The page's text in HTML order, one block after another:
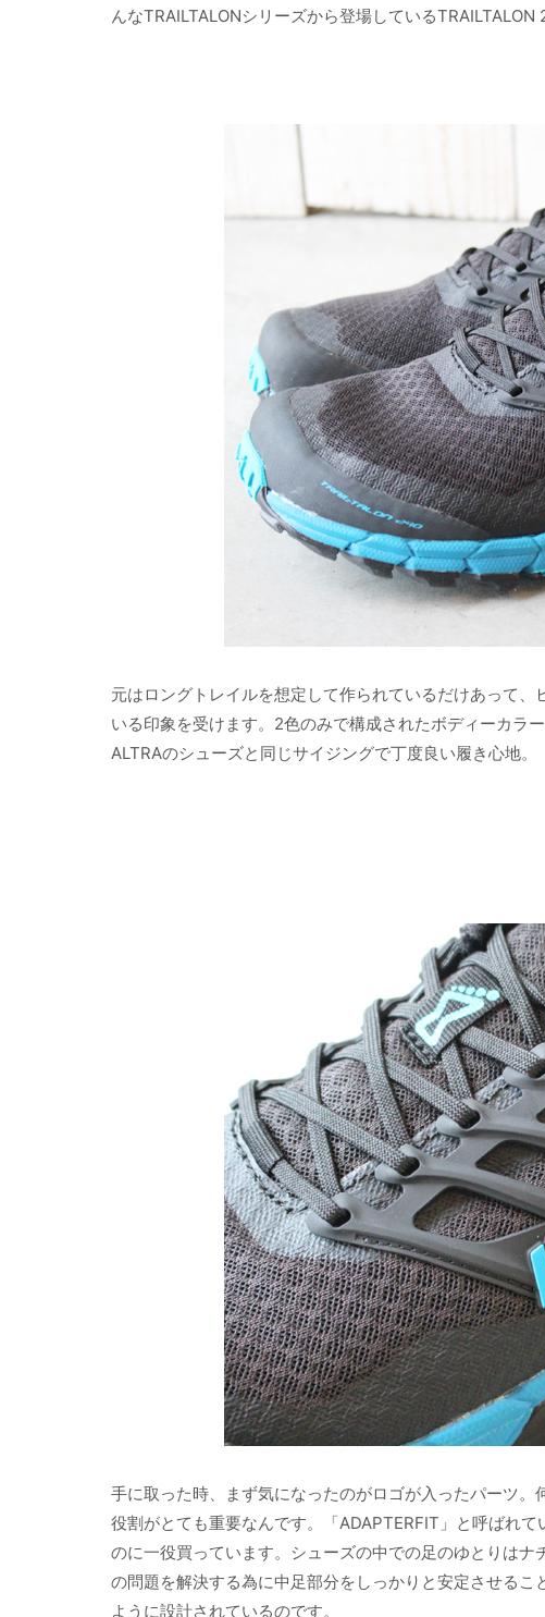
んなTRAILTALONシリーズから登場しているTRAILTALON
元はロングトレイルを想定して作られているだけあって
いる印象を受けます。2色のみで構成されたボディーカラ
ALTRAのシューズと同じサイジングで丁度良い履き心地。
手に取った時、まず気になったのがロゴが入ったパーツ
役割がとても重要なんです。「ADAPTERFIT」と呼ばれ
のに一役買っています。シューズの中での足のゆとりは
の問題を解決する為に中足部分をしっかりと安定させる
ように設計されているのです。